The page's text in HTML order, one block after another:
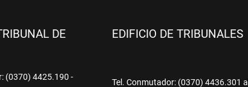
DE
(0370) 4425.190 -
EDIFICIO DE TRIBUNALES
Tel. Conmutador: (0370) 4436.301 al